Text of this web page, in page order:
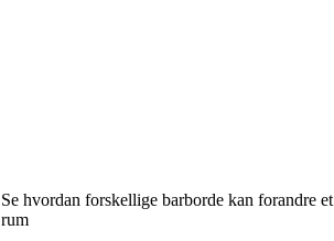
Se hvordan forskellige barborde kan forandre et
rum